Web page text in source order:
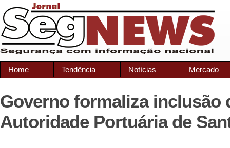
Home Tendência Notícias Mercado
Governo formaliza inclusão
Autoridade Portuária de